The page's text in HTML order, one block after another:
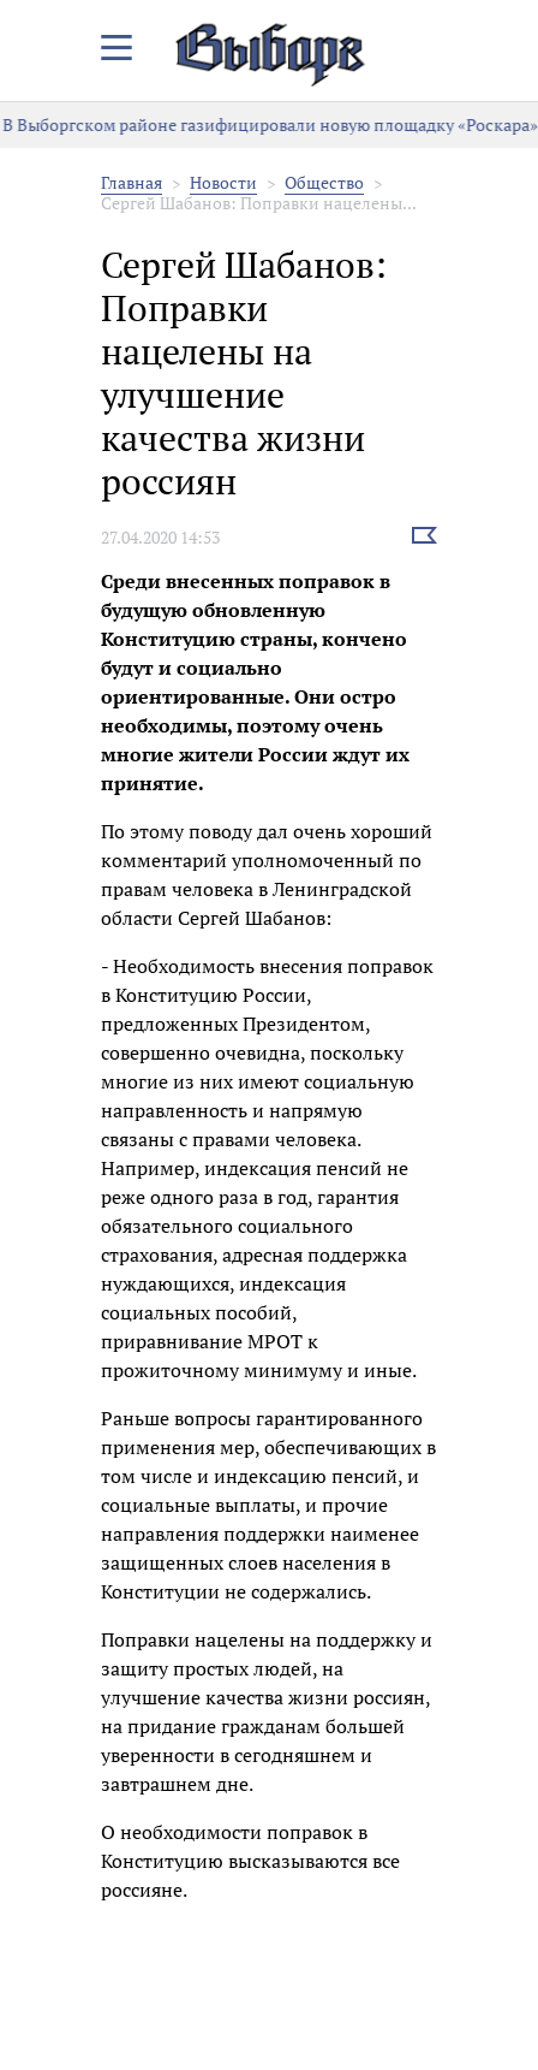
Закрыть/
меню
В Выборгском районе газифицировали новую площадку «Роскара»
Главная Новости
Общество
Сергей Шабанов: Поправки нацелены...
Сергей Шабанов:
Поправки
нацелены на
улучшение
качества жизни
россиян
27.04.2020 14:53
Выбрать
Среди внесенных поправок в
будущую обновленную
Конституцию страны, кончено
будут и социально
ориентированные. Они остро
необходимы, поэтому очень
многие жители России ждут их
принятие.
По этому поводу дал очень хороший
комментарий уполномоченный по
правам человека в Ленинградской
области Сергей Шабанов:
- Необходимость внесения поправок
в Конституцию России,
предложенных Президентом,
совершенно очевидна, поскольку
многие из них имеют социальную
направленность и напрямую
связаны с правами человека.
Например, индексация пенсий не
реже одного раза в год, гарантия
обязательного социального
страхования, адресная поддержка
нуждающихся, индексация
социальных пособий,
приравнивание МРОТ к
прожиточному минимуму и иные.
Раньше вопросы гарантированного
применения мер, обеспечивающих в
том числе и индексацию пенсий, и
социальные выплаты, и прочие
направления поддержки наименее
защищенных слоев населения в
Конституции не содержались.
Поправки нацелены на поддержку и
защиту простых людей, на
улучшение качества жизни россиян,
на придание гражданам большей
уверенности в сегодняшнем и
завтрашнем дне.
О необходимости поправок в
Конституцию высказываются все
россияне.